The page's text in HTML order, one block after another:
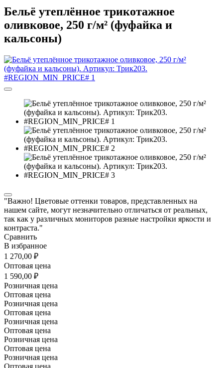
Бельё утеплённое трикотажное
оливковое, 250 г/м² (фуфайка и
кальсоны)
"Важно! Цветовые оттенки товаров, представленных на
нашем сайте, могут незначительно отличаться от реальных,
так как у различных мониторов разные настройки яркости и
контраста."
Сравнить
В избранное
1 270,00 ₽
Оптовая цена
1 590,00 ₽
Розничная цена
Оптовая цена
Розничная цена
Оптовая цена
Розничная цена
Оптовая цена
Розничная цена
Оптовая цена
Розничная цена
Оптовая цена